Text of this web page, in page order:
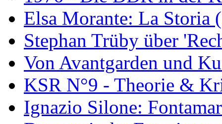
Elsa Morante: La Storia
Stephan Trüby über
Von Avantgarden und
KSR N°9 - Theorie &
Ignazio Silone: